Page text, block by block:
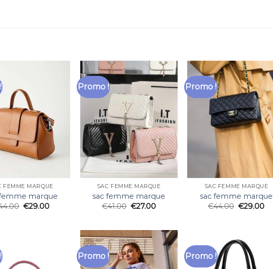
FEMME MARQUE
marque
€29.00
Promo !
SAC FEMME MARQUE
sac femme marque
€41.00 €27.00
Promo !
SAC FEMME MARQUE
sac femme marque
€44.00 €29.00
Promo ! Promo !